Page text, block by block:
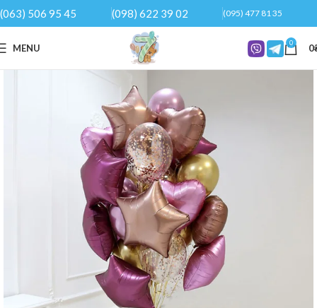
(063) 506 95 45 (098) 622 39 02 (095) 477 81 35
MENU 0 0